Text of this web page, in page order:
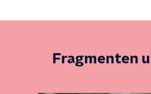
Fragmenten